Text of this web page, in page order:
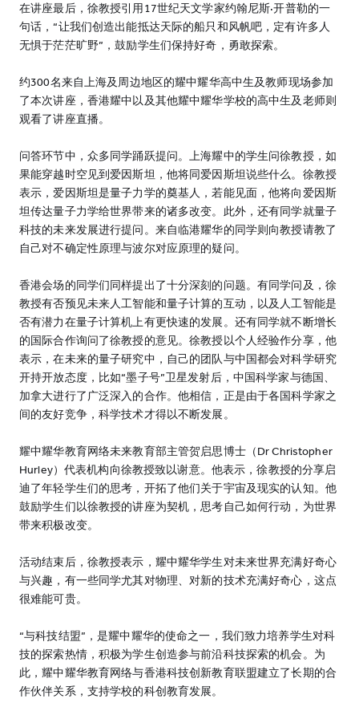
在讲座最后，徐教授引用17世纪天文学家约翰尼斯·开普勒的一
句话，“让我们创造出能抵达天际的船只和风帆吧，定有许多人
无惧于茫茫旷野”，鼓励学生们保持好奇，勇敢探索。
约300名来自上海及周边地区的耀中耀华⾼中⽣及教师现场参加
了本次讲座，香港耀中以及其他耀中耀华学校的高中生及老师则
观看了讲座直播。
问答环节中，众多同学踊跃提问。上海耀中的学生问徐教授，如
果能穿越时空见到爱因斯坦，他将同爱因斯坦说些什么。徐教授
表示，爱因斯坦是量子力学的奠基人，若能见面，他将向爱因斯
坦传达量子力学给世界带来的诸多改变。此外，还有同学就量子
科技的未来发展进行提问。来自临港耀华的同学则向教授请教了
自己对不确定性原理与波尔对应原理的疑问。
香港会场的同学们同样提出了十分深刻的问题。有同学问及，徐
教授有否预见未来人工智能和量子计算的互动，以及人工智能是
否有潜力在量子计算机上有更快速的发展。还有同学就不断增长
的国际合作询问了徐教授的意见。徐教授以个人经验作分享，他
表示，在未来的量子研究中，自己的团队与中国都会对科学研究
开持开放态度，比如“墨子号”卫星发射后，中国科学家与德国、
加拿大进行了广泛深入的合作。他相信，正是由于各国科学家之
间的友好竞争，科学技术才得以不断发展。
耀中耀华教育网络未来教育部主管贺启思博士（Dr Christopher
Hurley）代表机构向徐教授致以谢意。他表示，徐教授的分享启
迪了年轻学生们的思考，开拓了他们关于宇宙及现实的认知。他
鼓励学生们以徐教授的讲座为契机，思考自己如何行动，为世界
带来积极改变。
活动结束后，徐教授表示，耀中耀华学生对未来世界充满好奇心
与兴趣，有一些同学尤其对物理、对新的技术充满好奇心，这点
很难能可贵。
“与科技结盟”，是耀中耀华的使命之⼀，我们致⼒培养学⽣对科
技的探索热情，积极为学⽣创造参与前沿科技探索的机会。为
此，耀中耀华教育⽹络与香港科技创新教育联盟建立了长期的合
作伙伴关系，支持学校的科创教育发展。